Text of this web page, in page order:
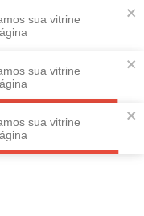
sua vitrine
sua vitrine
sua vitrine
REGULAMENTO
seu CEP